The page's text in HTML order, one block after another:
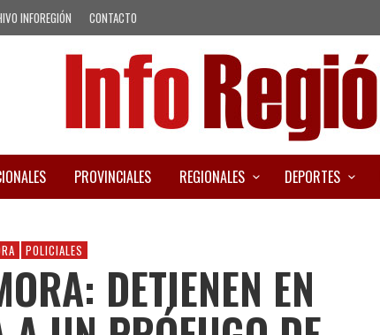
INFOREGIÓN CONTACTO
PROVINCIALES REGIONALES DEPORTES
POLICIALES
DETIENEN EN